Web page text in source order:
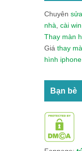
Chuyên
nhà, cài
Thay màn
Giá thay
hình
Bạn bè